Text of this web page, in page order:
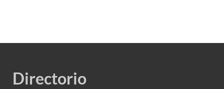
Directorio